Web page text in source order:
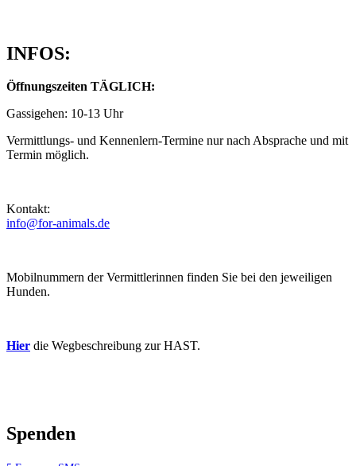
INFOS:
Öffnungszeiten TÄGLICH:
Gassigehen: 10-13 Uhr
Vermittlungs- und Kennenlern-Termine nur nach Absprache und mit
Termin möglich.
Kontakt:
info@for-animals.de
Mobilnummern der Vermittlerinnen finden Sie bei den jeweiligen
Hunden.
Hier die Wegbeschreibung zur HAST.
Spenden